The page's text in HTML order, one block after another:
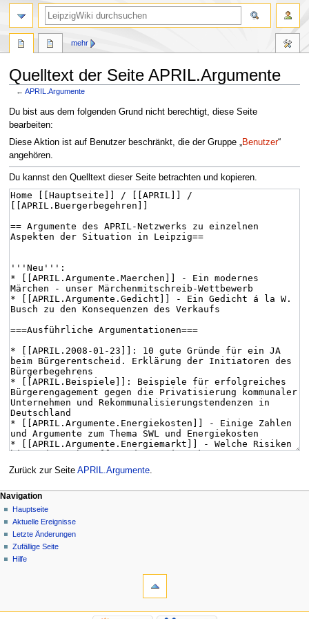
Quelltext der Seite APRIL.Argumente
←APRIL.Argumente
Zur
Navigation
springen
Zur
Suche
springen
Du bist aus dem folgenden Grund nicht berechtigt, diese Seite
bearbeiten:
Diese Aktion ist auf Benutzer beschränkt, die der Gruppe „Benutzer“
angehören.
Du kannst den Quelltext dieser Seite betrachten und kopieren.
Zurück zur Seite APRIL.Argumente.
mehr
Navigation
Hauptseite
Aktuelle Ereignisse
Letzte Änderungen
Zufällige Seite
Hilfe